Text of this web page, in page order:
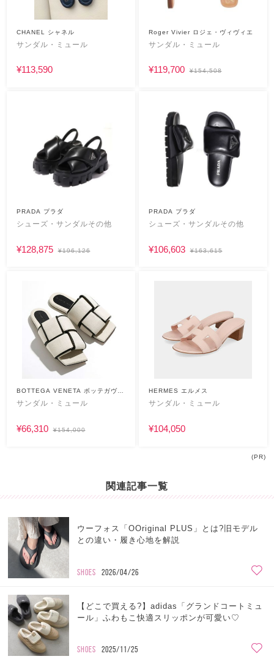
CHANEL シャネル
サンダル・ミュール
¥113,590
Roger Vivier ロジェ・ヴィヴィエ
サンダル・ミュール
¥119,700 ¥154,508
PRADA プラダ
シューズ・サンダルその他
¥128,875 ¥196,126
PRADA プラダ
シューズ・サンダルその他
¥106,603 ¥163,615
BOTTEGA VENETA ボッテガヴェ
ネタ
サンダル・ミュール
¥66,310 ¥154,000
HERMES エルメス
サンダル・ミュール
¥104,050
(PR)
関連記事一覧
ウーフォス「OOriginal PLUS」とは?旧モデル
との違い・履き心地を解説
SHOES 2026/04/26
【どこで買える?】adidas「グランドコートミュ
ール」ふわもこ快適スリッポンが可愛い♡
SHOES 2025/11/25